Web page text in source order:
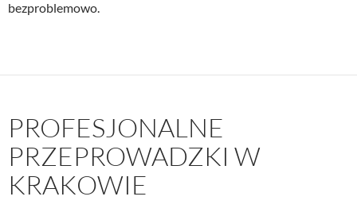
bezproblemowo.
PROFESJONALNE
PRZEPROWADZKI W
KRAKOWIE